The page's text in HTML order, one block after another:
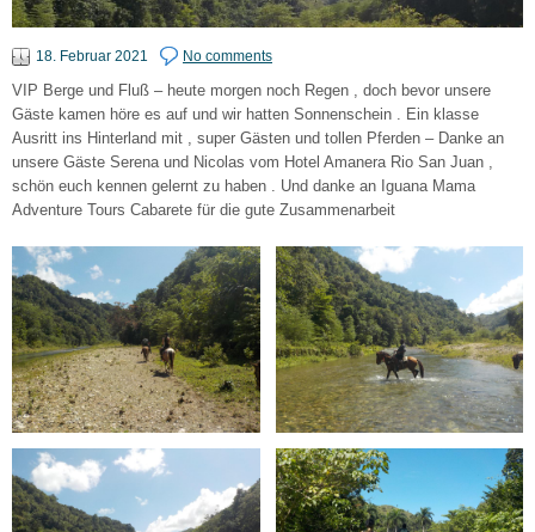
18. Februar 2021 No comments
VIP Berge und Fluß – heute morgen noch Regen , doch bevor unsere
Gäste kamen höre es auf und wir hatten Sonnenschein . Ein klasse
Ausritt ins Hinterland mit , super Gästen und tollen Pferden – Danke an
unsere Gäste Serena und Nicolas vom Hotel Amanera Rio San Juan ,
schön euch kennen gelernt zu haben . Und danke an Iguana Mama
Adventure Tours Cabarete für die gute Zusammenarbeit